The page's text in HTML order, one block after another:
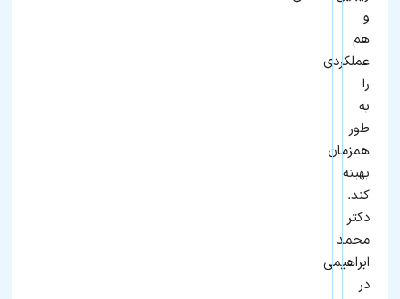
و
هم
عملکردی
را
به‌
طور
همزمان
بهینه
کند.
دکتر
محمد
ابراهیمی
در